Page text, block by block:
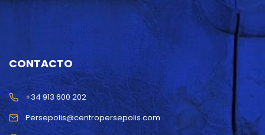
CONTACTO
Persepolis@centropersepolis.com
+34 913 600 202